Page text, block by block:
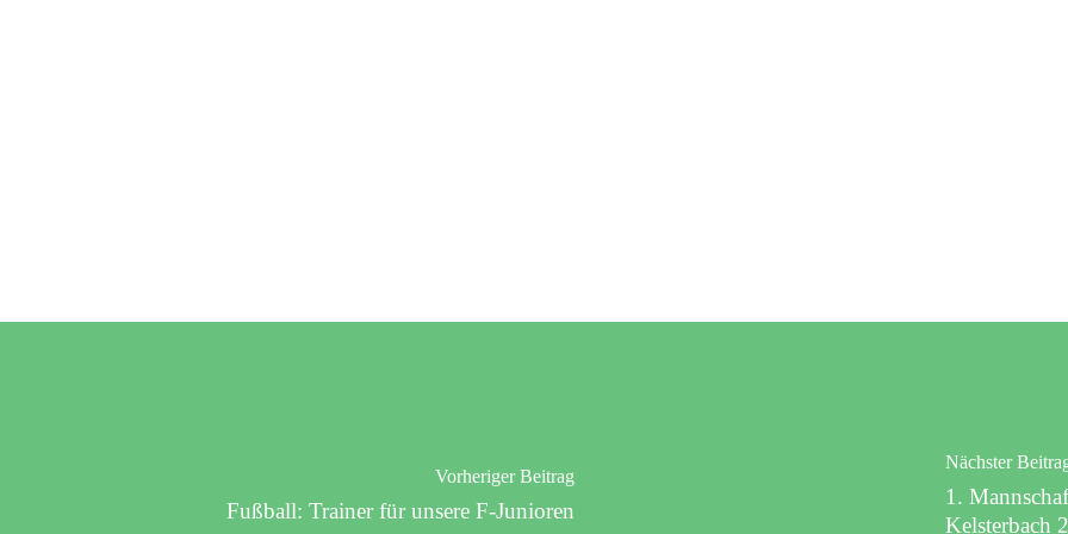
Vorheriger Beitrag
Fußball: Trainer für unsere F-Junioren
Nächster
1.
Kelsterbach